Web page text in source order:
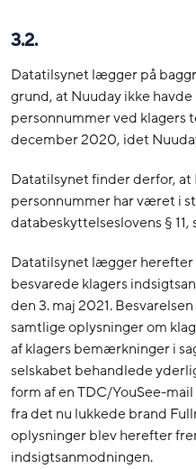
3.2.
Datatilsynet lægger på
grund, at Nuuday ikke
personnummer ved klagers
december 2020, idet
Datatilsynet finder derfor, at
personnummer har været i
databeskyttelseslovens § 11,
Datatilsynet lægger herefter
besvarede klagers
den 3. maj 2021.
samtlige oplysninger om
af klagers bemærkninger i
selskabet behandlede
form af en TDC/YouSee-
fra det nu lukkede brand
oplysninger blev herefter
indsigtsanmodningen.